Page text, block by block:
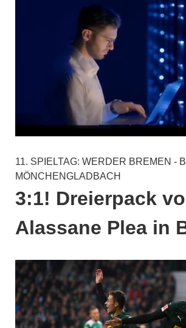
11. SPIELTAG: WERDER BREMEN -
MÖNCHENGLADBACH
3:1! Dreierpack
Alassane Plea in